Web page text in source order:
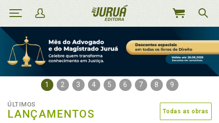
MEU
1 2 3 4 5 6 7 8 9
ÚLTIMOS
LANÇAMENTOS Todas as obras